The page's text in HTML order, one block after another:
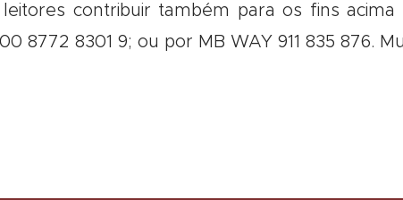
contribuir também para os fins acima
8772 8301 9; ou por MB WAY 911 835 876.